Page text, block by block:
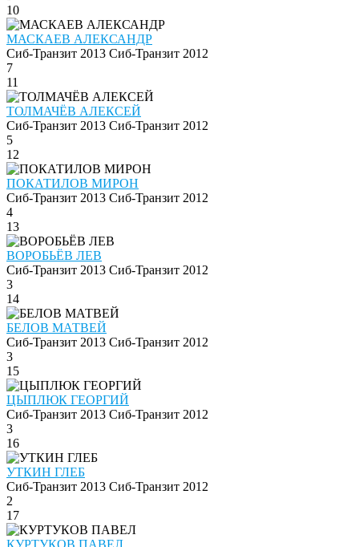
10
МАСКАЕВ АЛЕКСАНДР
Сиб-Транзит 2013 Сиб-Транзит 2012
7
11
ТОЛМАЧЁВ АЛЕКСЕЙ
Сиб-Транзит 2013 Сиб-Транзит 2012
5
12
ПОКАТИЛОВ МИРОН
Сиб-Транзит 2013 Сиб-Транзит 2012
4
13
ВОРОБЬЁВ ЛЕВ
Сиб-Транзит 2013 Сиб-Транзит 2012
3
14
БЕЛОВ МАТВЕЙ
Сиб-Транзит 2013 Сиб-Транзит 2012
3
15
ЦЫПЛЮК ГЕОРГИЙ
Сиб-Транзит 2013 Сиб-Транзит 2012
3
16
УТКИН ГЛЕБ
Сиб-Транзит 2013 Сиб-Транзит 2012
2
17
КУРТУКОВ ПАВЕЛ